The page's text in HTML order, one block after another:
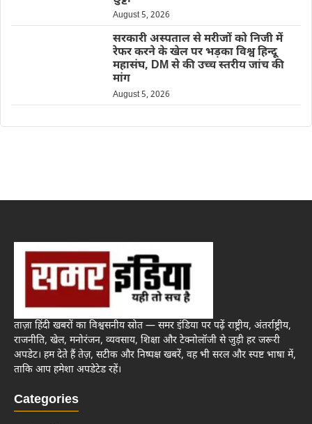
August 5, 2026
सरकारी अस्पताल से मरीजों को निजी में
रेफर करने के खेल पर भड़का विश्व हिन्दू
महासंघ, DM से की उच्च स्तरीय जांच की
मांग
August 5, 2026
ताज़ा हिंदी खबरों का विश्वसनीय स्रोत — समर इंडिया पर पढ़ें राष्ट्रीय, अंतर्राष्ट्रीय,
राजनीति, खेल, मनोरंजन, व्यवसाय, शिक्षा और टेक्नोलॉजी से जुड़ी हर जरूरी
अपडेट। हम देते हैं तेज़, सटीक और निष्पक्ष खबरें, वह भी सरल और स्पष्ट भाषा में,
ताकि आप हमेशा अपडेटेड रहें।
Categories